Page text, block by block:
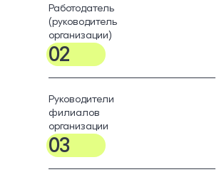
Работодатель
(руководитель
организации)
02
Руководители
филиалов
организации
03